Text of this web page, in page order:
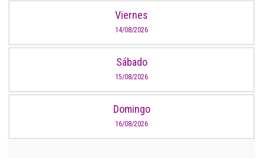
Viernes
14/08/2026
Sábado
15/08/2026
Domingo
16/08/2026